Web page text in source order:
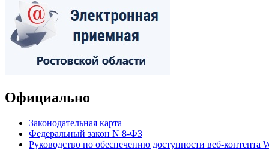
Официально
Законодательная карта
Федеральный закон N 8-ФЗ
Руководство по обеспечению доступности веб-контента